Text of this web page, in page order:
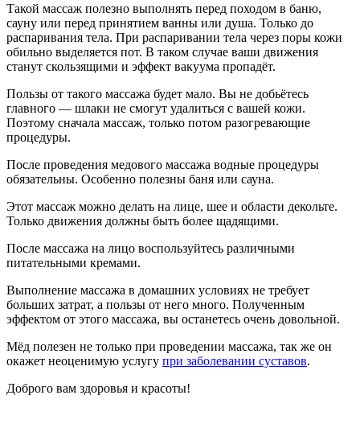
Такой массаж полезно выполнять перед походом в баню,
сауну или перед принятием ванны или душа. Только до
распаривания тела. При распаривании тела через поры кожи
обильно выделяется пот. В таком случае ваши движения
станут скользящими и эффект вакуума пропадёт.
Пользы от такого массажа будет мало. Вы не добьётесь
главного — шлаки не смогут удалиться с вашей кожи.
Поэтому сначала массаж, только потом разогревающие
процедуры.
После проведения медового массажа водные процедуры
обязательны. Особенно полезны баня или сауна.
Этот массаж можно делать на лице, шее и области декольте.
Только движения должны быть более щадящими.
После массажа на лицо воспользуйтесь различными
питательными кремами.
Выполнение массажа в домашних условиях не требует
больших затрат, а пользы от него много. Полученным
эффектом от этого массажа, вы останетесь очень довольной.
Мёд полезен не только при проведении массажа, так же он
окажет неоценимую услугу при заболевании суставов.
Доброго вам здоровья и красоты!